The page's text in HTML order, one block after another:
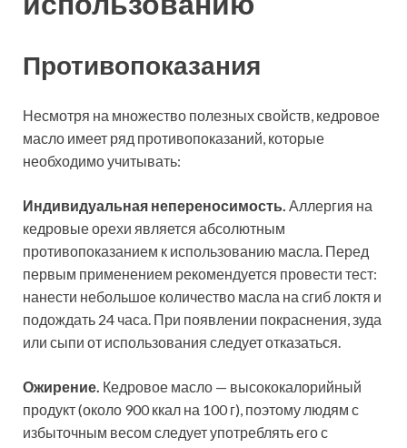
Противопоказания
Несмотря на множество полезных свойств, кедровое
масло имеет ряд противопоказаний, которые
необходимо учитывать:
Индивидуальная непереносимость. Аллергия на
кедровые орехи является абсолютным
противопоказанием к использованию масла. Перед
первым применением рекомендуется провести тест:
нанести небольшое количество масла на сгиб локтя и
подождать 24 часа. При появлении покраснения, зуда
или сыпи от использования следует отказаться.
Ожирение. Кедровое масло — высококалорийный
продукт (около 900 ккал на 100 г), поэтому людям с
избыточным весом следует употреблять его с